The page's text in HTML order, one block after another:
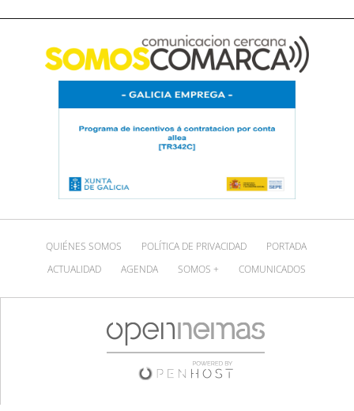
QUIÉNES SOMOS POLÍTICA DE PRIVACIDAD
PORTADA
ACTUALIDAD
AGENDA SOMOS + COMUNICADOS